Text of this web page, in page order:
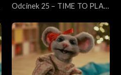
Odcinek 25 – TIME TO PLAY